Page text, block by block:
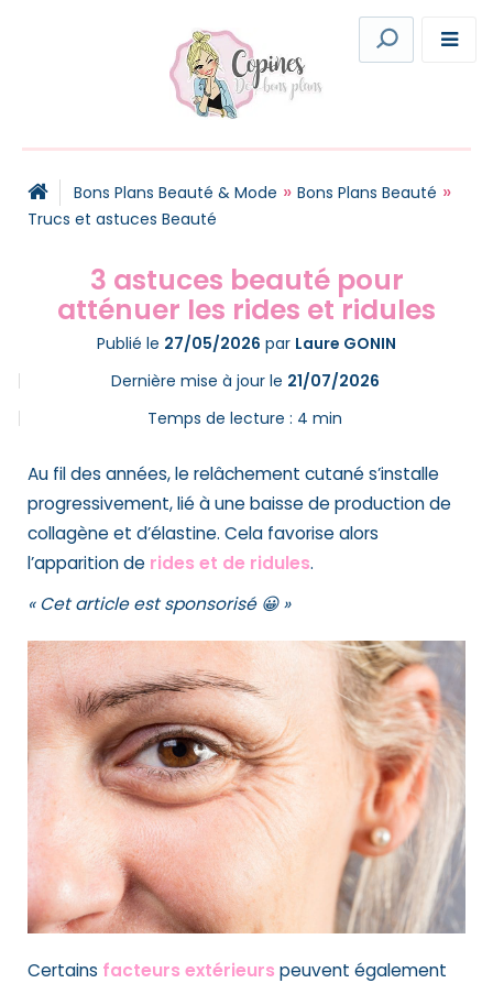
Bons Plans Beauté & Mode » Bons Plans Beauté »
Trucs et astuces Beauté
3 astuces beauté pour
atténuer les rides et ridules
Publié le 27/05/2026 par Laure GONIN
Dernière mise à jour le 21/07/2026
Temps de lecture : 4 min
Au fil des années, le relâchement cutané s’installe
progressivement, lié à une baisse de production de
collagène et d’élastine. Cela favorise alors
l’apparition de rides et de ridules.
« Cet article est sponsorisé 😀 »
Certains facteurs extérieurs peuvent également